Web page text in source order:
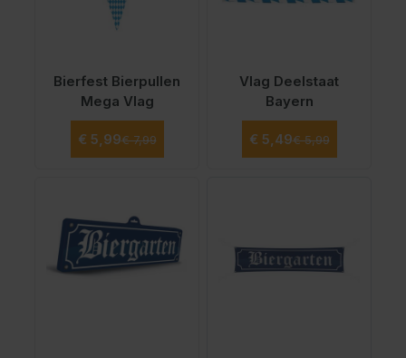
Bierfest Bierpullen
Mega Vlag
Speciale prijs
€ 5,99Normale prijs
€ 7,99
Vanaf
€ 4,99
Vlag Deelstaat
Bayern
Speciale prijs
€ 5,49Normale prijs
€ 5,99